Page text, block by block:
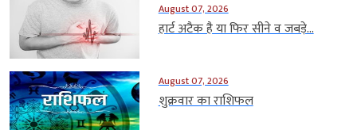
August 07, 2026
हार्ट अटैक है या फिर सीने व जबड़े...
August 07, 2026
शुक्रवार का राशिफल